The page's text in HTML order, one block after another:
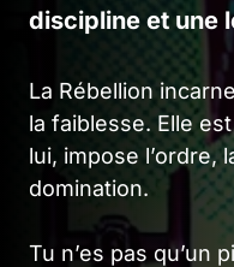
discipline et une
La Rébellion
la faiblesse. Elle
lui, impose l’ordre,
domination.
Tu n’es pas qu’un